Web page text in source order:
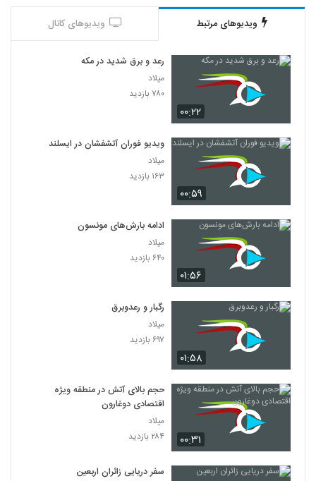
ویدیوهای مرتبط ویدیوهای کانال
۰۰:۲۲
رعد و برق شدید در مکه
میلاد
۷۸۰ بازدید
۰۰:۵۹
ویدیو فوران آتشفشان در ایسلند
میلاد
۱۶۳ بازدید
۰۱:۵۶
ادامه بارش‌های مونسون
میلاد
۶۴۰ بازدید
۰۱:۵۸
رگبار و رعدوبرق
میلاد
۶۹۷ بازدید
۰۰:۳۱
حجم بالای آتش در منطقه ویژه
اقتصادی دوغارون
میلاد
۲۸۴ بازدید
سفر دریایی زائران اربعین